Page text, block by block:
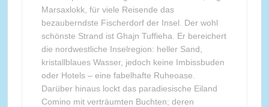
Marsaxlokk, für viele Reisende das
bezauberndste Fischerdorf der Insel. Der wohl
schönste Strand ist Ghajn Tuffieha. Er bereichert
die nordwestliche Inselregion: heller Sand,
kristallblaues Wasser, jedoch keine Imbissbuden
oder Hotels – eine fabelhafte Ruheoase.
Darüber hinaus lockt das paradiesische Eiland
Comino mit verträumten Buchten; deren